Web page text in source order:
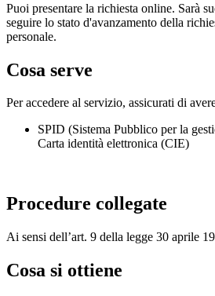
Puoi presentare la richiesta online. Sarà
seguire lo stato d'avanzamento della
personale.
Cosa serve
Per accedere al servizio, assicurati di
SPID (Sistema Pubblico per la
Carta identità elettronica (CIE)
Procedure collegate
Ai sensi dell’art. 9 della legge 30 aprile
Cosa si ottiene